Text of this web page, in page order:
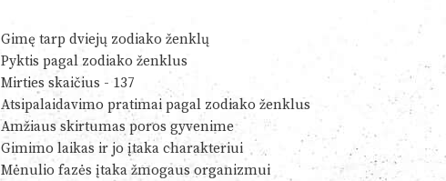
Gimę tarp dviejų zodiako ženklų
Pyktis pagal zodiako ženklus
Mirties skaičius - 137
Atsipalaidavimo pratimai pagal zodiako ženklus
Amžiaus skirtumas poros gyvenime
Gimimo laikas ir jo įtaka charakteriui
Mėnulio fazės įtaka žmogaus organizmui